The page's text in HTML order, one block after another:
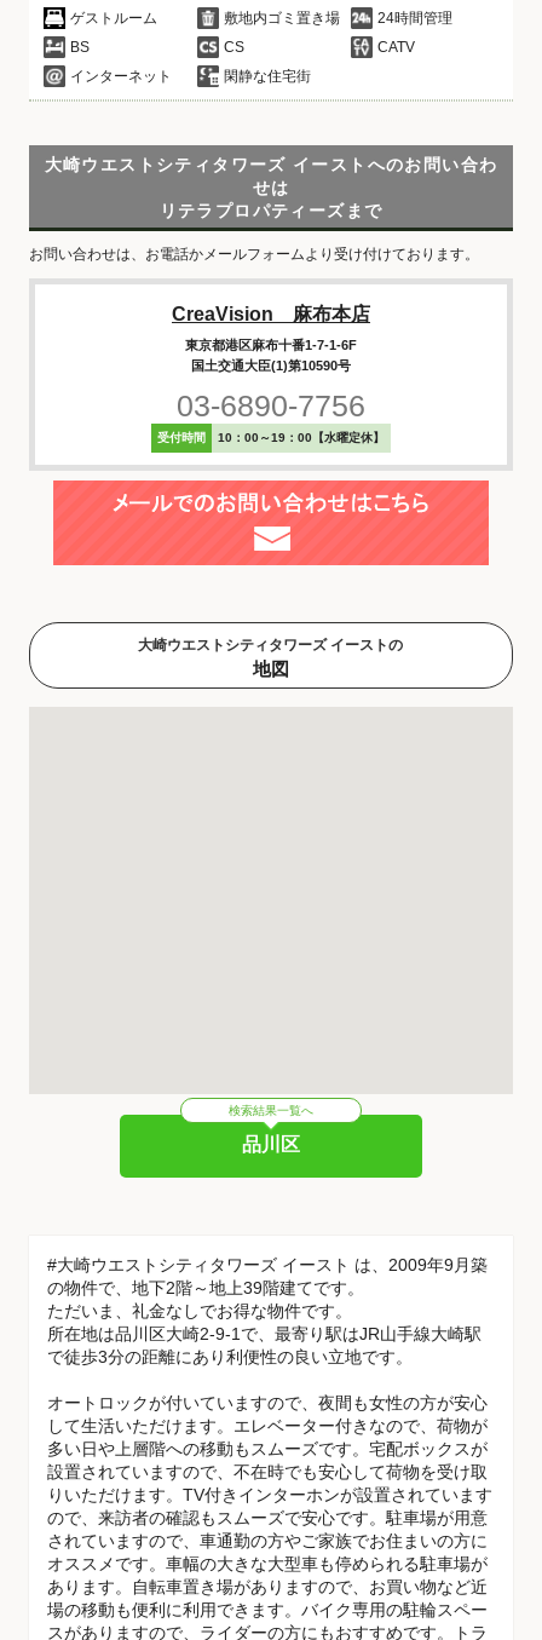
ゲストルーム 敷地内ゴミ置き場
24時間管理
BS
CS
CATV
インターネット
閑静な住宅街
大崎ウエストシティタワーズ イーストへのお問い合わ
せは
リテラプロパティーズまで
お問い合わせは、お電話かメールフォームより受け付けております。
CreaVision 麻布本店
東京都港区麻布十番1-7-1-6F
国土交通大臣(1)第10590号
03-6890-7756
受付時間 10：00～19：00【水曜定休】
大崎ウエストシティタワーズ イーストの
地図
検索結果一覧へ
品川区
#大崎ウエストシティタワーズ イースト は、2009年9月築
の物件で、地下2階～地上39階建てです。
ただいま、礼金なしでお得な物件です。
所在地は品川区大崎2-9-1で、最寄り駅はJR山手線大崎駅
で徒歩3分の距離にあり利便性の良い立地です。
オートロックが付いていますので、夜間も女性の方が安心
して生活いただけます。エレベーター付きなので、荷物が
多い日や上層階への移動もスムーズです。宅配ボックスが
設置されていますので、不在時でも安心して荷物を受け取
りいただけます。TV付きインターホンが設置されています
ので、来訪者の確認もスムーズで安心です。駐車場が用意
されていますので、車通勤の方やご家族でお住まいの方に
オススメです。車幅の大きな大型車も停められる駐車場が
あります。自転車置き場がありますので、お買い物など近
場の移動も便利に利用できます。バイク専用の駐輪スペー
スがありますので、ライダーの方にもおすすめです。トラ